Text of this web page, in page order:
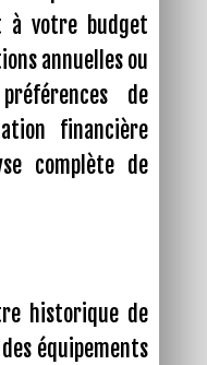
à votre budget
annuelles ou
de
financière
complète de
historique de
équipements